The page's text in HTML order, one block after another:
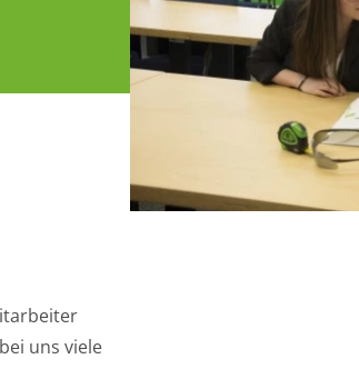
uns viele